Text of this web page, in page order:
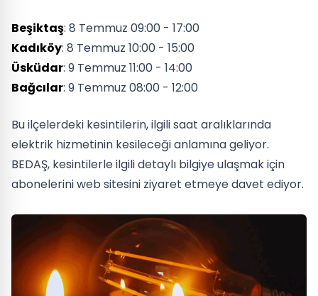
Beşiktaş: 8 Temmuz 09:00 - 17:00
Kadıköy: 8 Temmuz 10:00 - 15:00
Üsküdar: 9 Temmuz 11:00 - 14:00
Bağcılar: 9 Temmuz 08:00 - 12:00
Bu ilçelerdeki kesintilerin, ilgili saat aralıklarında
elektrik hizmetinin kesileceği anlamına geliyor.
BEDAŞ, kesintilerle ilgili detaylı bilgiye ulaşmak için
abonelerini web sitesini ziyaret etmeye davet ediyor.